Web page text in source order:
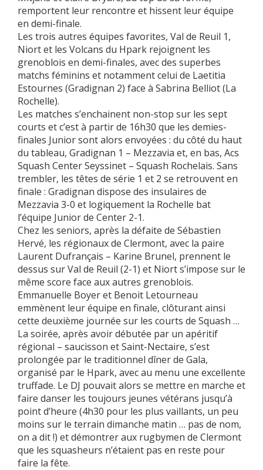
remportent leur rencontre et hissent leur équipe
en demi-finale.
Les trois autres équipes favorites, Val de Reuil 1,
Niort et les Volcans du Hpark rejoignent les
grenoblois en demi-finales, avec des superbes
matchs féminins et notamment celui de Laetitia
Estournes (Gradignan 2) face à Sabrina Belliot (La
Rochelle).
Les matches s’enchainent non-stop sur les sept
courts et c’est à partir de 16h30 que les demies-
finales Junior sont alors envoyées : du côté du haut
du tableau, Gradignan 1 – Mezzavia et, en bas, Acs
Squash Center Seyssinet – Squash Rochelais. Sans
trembler, les têtes de série 1 et 2 se retrouvent en
finale : Gradignan dispose des insulaires de
Mezzavia 3-0 et logiquement la Rochelle bat
l’équipe Junior de Center 2-1.
Chez les seniors, après la défaite de Sébastien
Hervé, les régionaux de Clermont, avec la paire
Laurent Dufrançais – Karine Brunel, prennent le
dessus sur Val de Reuil (2-1) et Niort s’impose sur le
même score face aux autres grenoblois.
Emmanuelle Boyer et Benoit Letourneau
emmènent leur équipe en finale, clôturant ainsi
cette deuxième journée sur les courts de Squash …
La soirée, après avoir débutée par un apéritif
régional – saucisson et Saint-Nectaire, s’est
prolongée par le traditionnel dîner de Gala,
organisé par le Hpark, avec au menu une excellente
truffade. Le DJ pouvait alors se mettre en marche et
faire danser les toujours jeunes vétérans jusqu’à
point d’heure (4h30 pour les plus vaillants, un peu
moins sur le terrain dimanche matin … pas de nom,
on a dit !) et démontrer aux rugbymen de Clermont
que les squasheurs n’étaient pas en reste pour
faire la fête.